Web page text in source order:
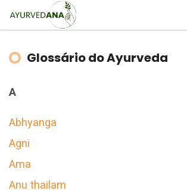
Glossário do Ayurveda
A
Abhyanga
Agni
Ama
Anu thailam